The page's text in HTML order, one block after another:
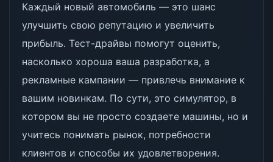
Каждый новый автомобиль — это шанс
улучшить свою репутацию и увеличить
прибыль. Тест-драйвы помогут оценить,
насколько хороша ваша разработка, а
рекламные кампании — привлечь внимание к
вашим новинкам. По сути, это симулятор, в
котором вы не просто создаете машины, но и
учитесь понимать рынок, потребности
клиентов и способы их удовлетворения.